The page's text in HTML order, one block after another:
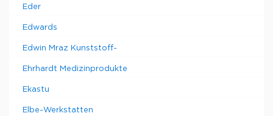
Eder
Edwards
Edwin Mraz Kunststoff-
Ehrhardt Medizinprodukte
Ekastu
Elbe-Werkstatten